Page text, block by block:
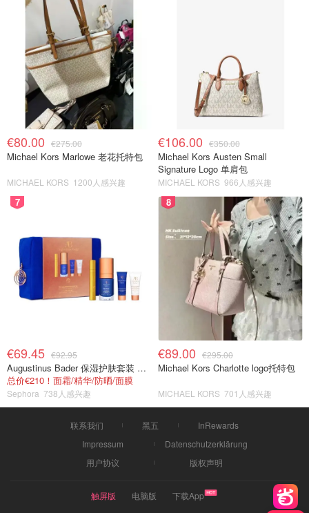
€80.00 €275.00
Michael Kors Marlowe 老花托特包
MICHAEL KORS 1200人感兴趣
€106.00 €350.00
Michael Kors Austen Small
Signature Logo 单肩包
MICHAEL KORS 966人感兴趣
7
€69.45 €92.95
Augustinus Bader 保湿护肤套装 TFC8®
总价€210！面霜/精华/防晒/面膜
Sephora 738人感兴趣
8
€89.00 €295.00
Michael Kors Charlotte logo托特包
MICHAEL KORS 701人感兴趣
联系我们 黑五
InRewards
Impressum
Datenschutzerklärung
用户协议
版权声明
触屏版 电脑版
下载App